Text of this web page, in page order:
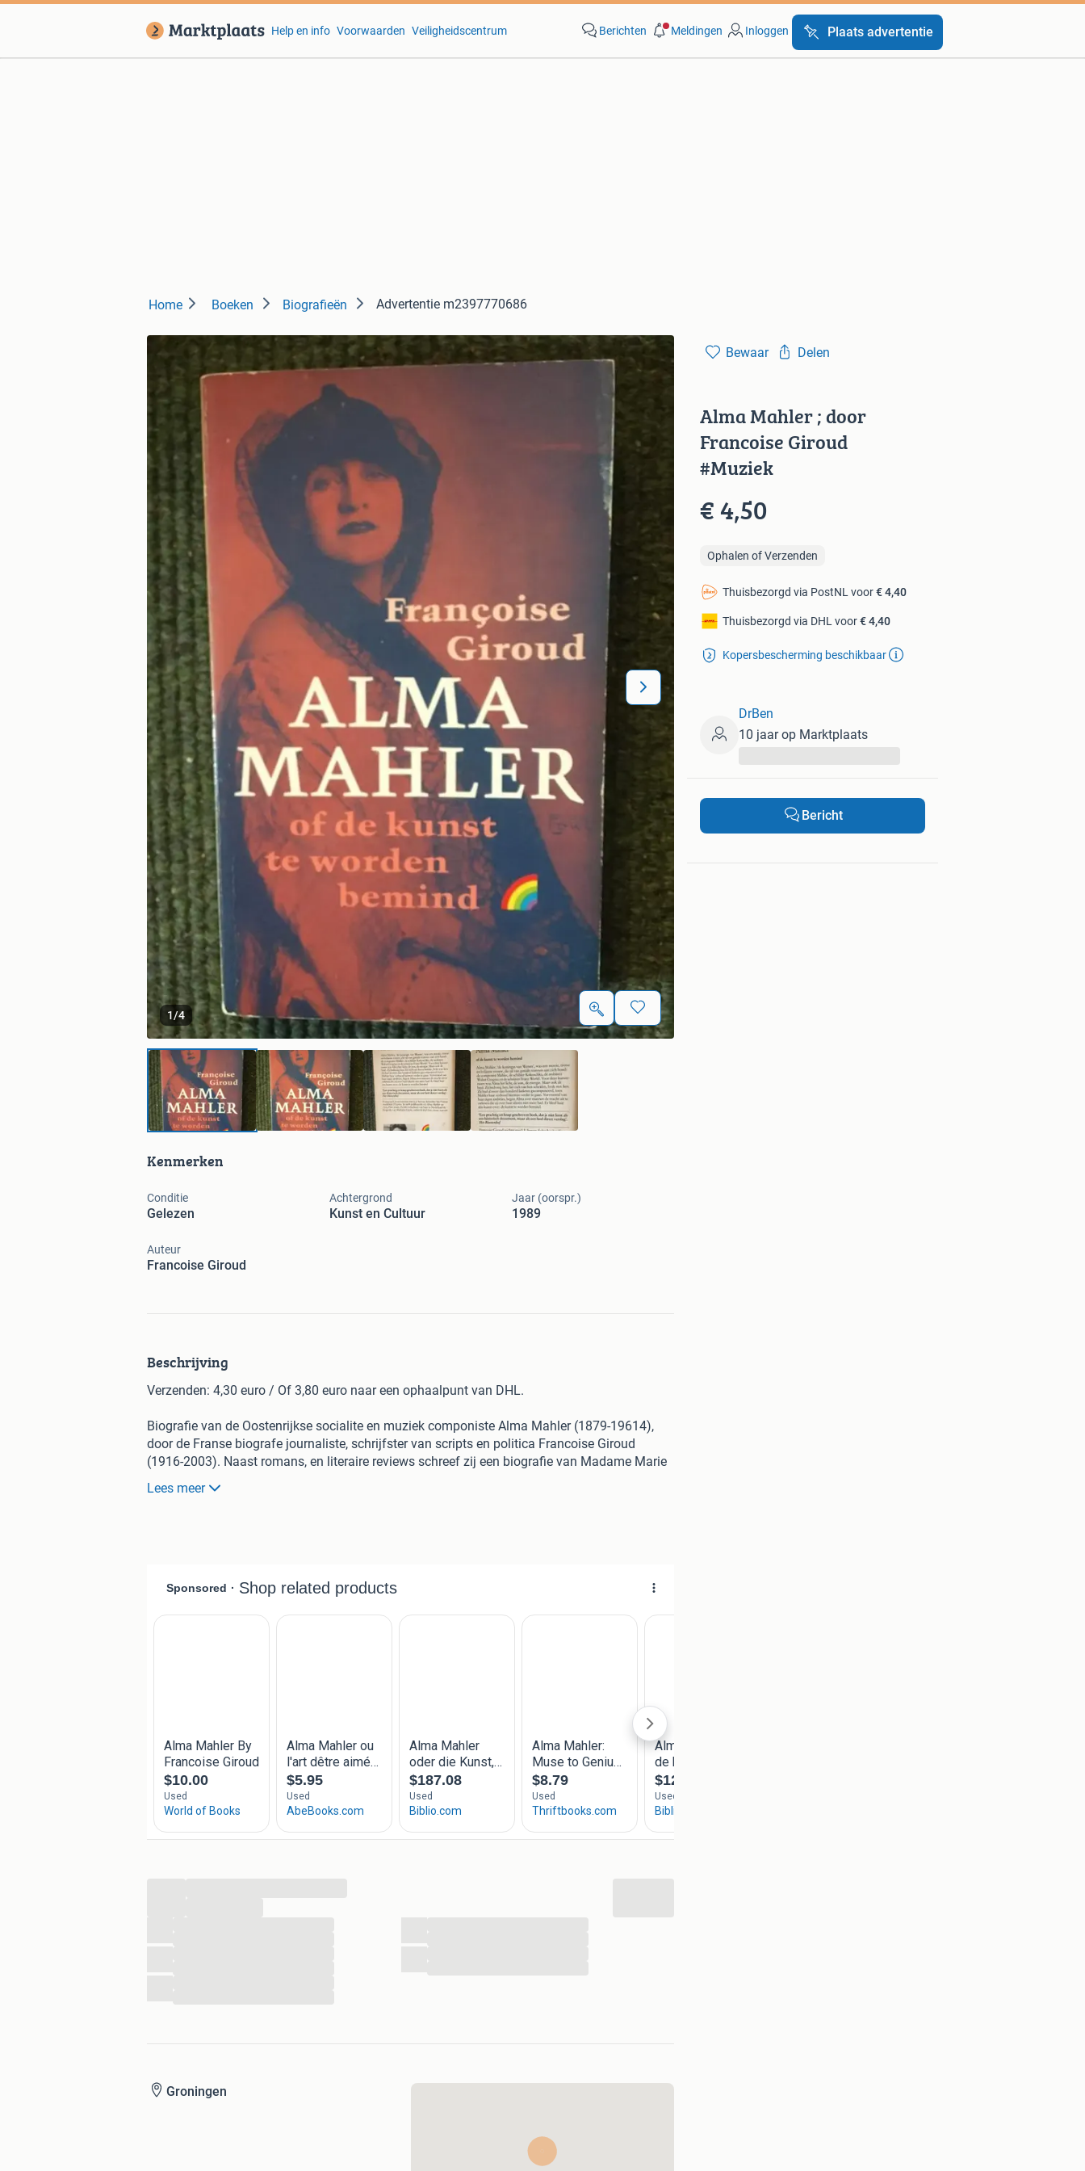
Help en info Voorwaarden Veiligheidscentrum Berichten Meldingen Inloggen Plaats advertentie
Home Boeken Biografieën Advertentie m2397770686
1/4
Kenmerken
Conditie
Gelezen
Achtergrond
Kunst en Cultuur
Jaar (oorspr.)
1989
Auteur
Francoise Giroud
Beschrijving
Verzenden: 4,30 euro / Of 3,80 euro naar een ophaalpunt van DHL.
Biografie van de Oostenrijkse socialite en muziek componiste Alma Mahler (1879-19614),
door de Franse biografe journaliste, schrijfster van scripts en politica Francoise Giroud
(1916-2003). Naast romans, en literaire reviews schreef zij een biografie van Madame Marie
Curie en dit boek
Alma Mahler was een bijzondere vrouw die heden ten dage het meest wordt herinnerd voor
Werfel die zij na een scheiding ook weer huwde. Tijdens de tweede wereldoorlog ontvluchtte
uiteindelijk een bekend persoon en ontplooide zich zowel artistiek als sociaal. Haar salons
Format: Rainbow pocket 115. 1/2 formaat pocket soft cover met geplastificeerde kaft.
Nederlandstalig, 256 bladzijden
Uitgegeven: Eerste uitgave was in het Frans in 1988. Dit is de Nederlandse vertaling door
Theo Buckinx uit 1989. Rainbow pockets, Maarten Muntinga BV, Amsterdam / De Prom,
Baarn. 1992, tweede druk.
Zoals altijd op te halen in Groningen. Eventueel lokaal te bezorgen of te verzenden. Let op:
Lees meer
Groningen
Bewaar Delen
Alma Mahler ; door
Francoise Giroud
#Muziek
€ 4,50
Ophalen of Verzenden
Thuisbezorgd via PostNL voor€ 4,40
Thuisbezorgd via DHL voor€ 4,40
Kopersbescherming beschikbaar
DrBen
10 jaar op Marktplaats
Bericht